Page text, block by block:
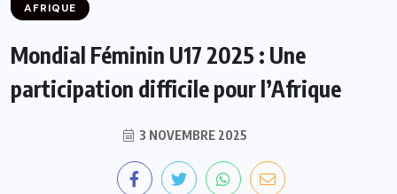
AFRIQUE
Mondial Féminin U17 2025 : Une
participation difficile pour l’Afrique
3 NOVEMBRE 2025